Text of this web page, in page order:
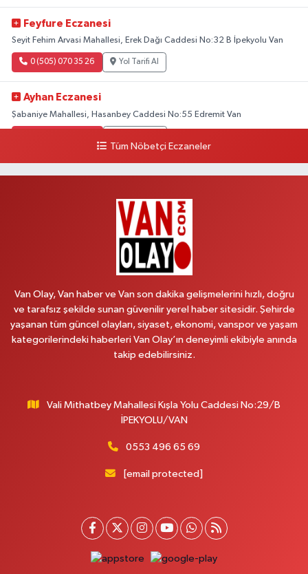
Feyfure Eczanesi
Seyit Fehim Arvasi Mahallesi, Erek Dağı Caddesi No:32 B İpekyolu Van
0 (505) 070 35 26 Yol Tarifi Al
Ayhan Eczanesi
Şabaniye Mahallesi, Hasanbey Caddesi No:55 Edremit Van
Yol Tarifi Al
Vanyolu Mahallesi, Kara Yusuf Bey Caddesi No:99 B Erciş Van
0 (432) 351 02 96 Yol Tarifi Al
Koç Eczanesi
Cumhuriyet Mahallesi, Konak Sokak No:6 Gürpınar Van
Engin Eczanesi
Beyazıt Mahallesi, Zeylan Caddesi No:46 A Erciş Van
Yol Tarifi Al
Muhammed Eczanesi
0 (432) 712 22 87 Yol Tarifi Al
Otogar Eczanesi
Tüm Nöbetçi Eczaneler
Van Olay, Van haber ve Van son dakika gelişmelerini hızlı, doğru
ve tarafsız şekilde sunan güvenilir yerel haber sitesidir. Şehirde
yaşanan tüm güncel olayları, siyaset, ekonomi, vanspor ve yaşam
kategorilerindeki haberleri Van Olay’ın deneyimli ekibiyle anında
takip edebilirsiniz.
Vali Mithatbey Mahallesi Kışla Yolu Caddesi No:29/B
İPEKYOLU/VAN
0553 496 65 69
[email protected]